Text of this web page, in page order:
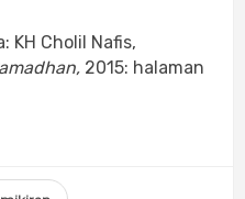
KH Cholil Nafis,
2015: halaman